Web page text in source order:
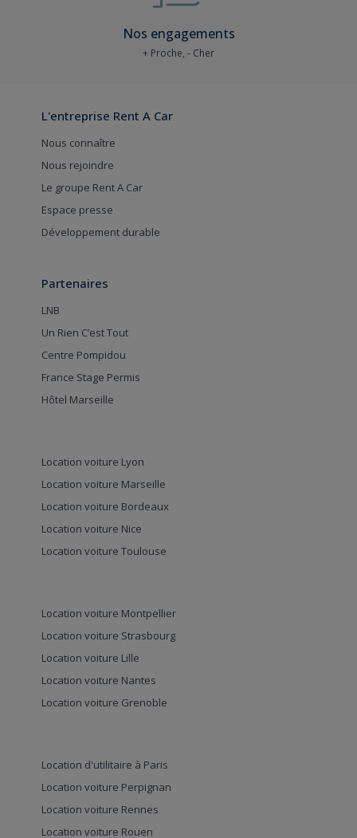
Nos engagements
+ Proche, - Cher
L'entreprise Rent A Car
Nous connaître
Nous rejoindre
Le groupe Rent A Car
Espace presse
Développement durable
Partenaires
LNB
Un Rien C’est Tout
Centre Pompidou
France Stage Permis
Hôtel Marseille
Location voiture Lyon
Location voiture Marseille
Location voiture Bordeaux
Location voiture Nice
Location voiture Toulouse
Location voiture Montpellier
Location voiture Strasbourg
Location voiture Lille
Location voiture Nantes
Location voiture Grenoble
Location d'utilitaire à Paris
Location voiture Perpignan
Location voiture Rennes
Location voiture Rouen